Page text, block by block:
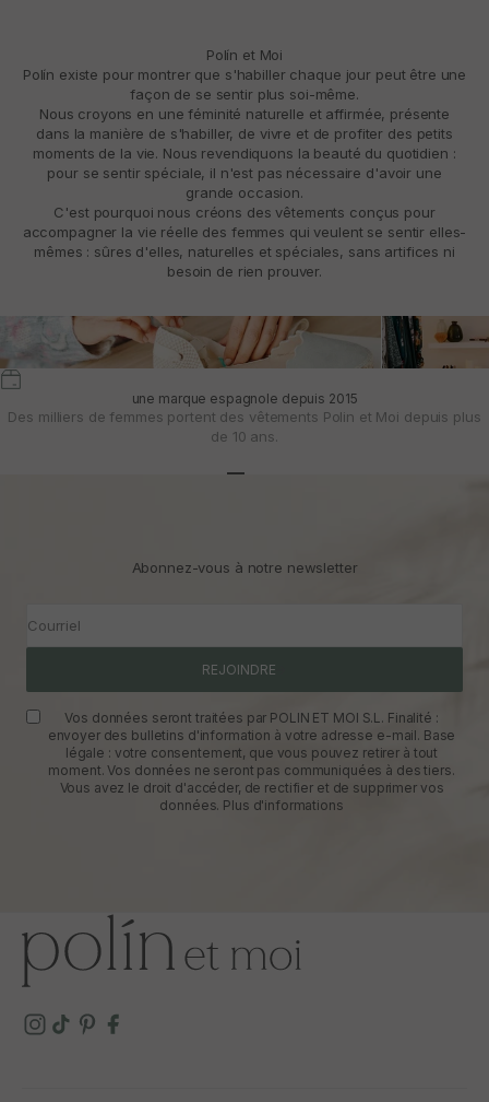
Polín et Moi
Polín existe pour montrer que s'habiller chaque jour peut être une
façon de se sentir plus soi-même.
Nous croyons en une féminité naturelle et affirmée, présente
dans la manière de s'habiller, de vivre et de profiter des petits
moments de la vie. Nous revendiquons la beauté du quotidien :
pour se sentir spéciale, il n'est pas nécessaire d'avoir une
grande occasion.
C'est pourquoi nous créons des vêtements conçus pour
accompagner la vie réelle des femmes qui veulent se sentir elles-
mêmes : sûres d'elles, naturelles et spéciales, sans artifices ni
besoin de rien prouver.
une marque espagnole depuis 2015
Des milliers de femmes portent des vêtements Polin et Moi depuis plus
de 10 ans.
Abonnez-vous à notre newsletter
Courriel
REJOINDRE
Vos données seront traitées par POLIN ET MOI S.L. Finalité :
envoyer des bulletins d'information à votre adresse e-mail. Base
légale : votre consentement, que vous pouvez retirer à tout
moment. Vos données ne seront pas communiquées à des tiers.
Vous avez le droit d'accéder, de rectifier et de supprimer vos
données. Plus d'informations